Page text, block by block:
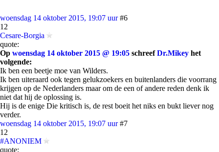
woensdag 14 oktober 2015, 19:07 uur #6
12
Cesare-Borgia
quote:
Op woensdag 14 oktober 2015 @ 19:05 schreefDr.Mikey het
volgende:
Ik ben een beetje moe van Wilders.
Ik ben uiteraard ook tegen gelukzoekers en buitenlanders die voorrang
krijgen op de Nederlanders maar om de een of andere reden denk ik
niet dat hij de oplossing is.
Hij is de enige Die kritisch is, de rest boeit het niks en bukt liever nog
verder.
woensdag 14 oktober 2015, 19:07 uur #7
12
#ANONIEM
quote: